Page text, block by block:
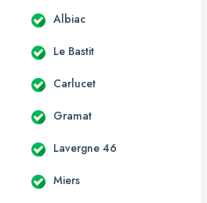
Albiac
Le Bastit
Carlucet
Gramat
Lavergne 46
Miers